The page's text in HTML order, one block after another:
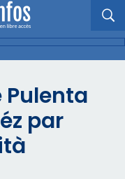
Pulenta
par